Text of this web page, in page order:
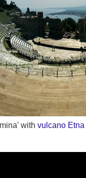
with vulcano Etna